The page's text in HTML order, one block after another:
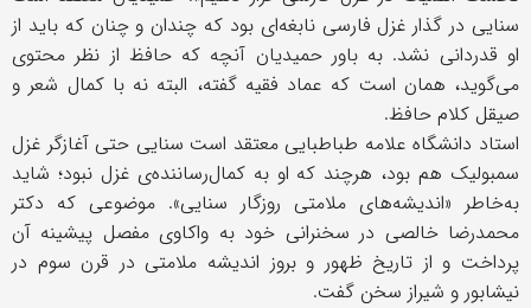
سنایی در گذار غزل فارسی نابغه‌ای بود که چندان و چنان که باید از
او قدردانی نشد. به باور حمیدیان آنچه که حافظ از نظر محتوی
می‌گوید، همان است که عماد فقیه گفته، البته نه با کمال شعر و
صیقل کلام حافظ.
استاد دانشگاه علامه طباطبایی معتقد است سنایی حتی آغازگر غزل
سمبولیک هم بود، هرچند که او به کمال‌رساننده‌ی غزل نبود؛ شاید
به‌خاطر «اندیشه‌های ملامتی روزگار سنایی». موضوعی که دکتر
محمدرضا خالصی در سخنرانی خود به واکاوی مفصل پیشینه آن
پرداخت و از تاریخ ظهور و بروز اندیشه ملامتی در قرن سوم در
نیشابور و شیراز سخن گفت.